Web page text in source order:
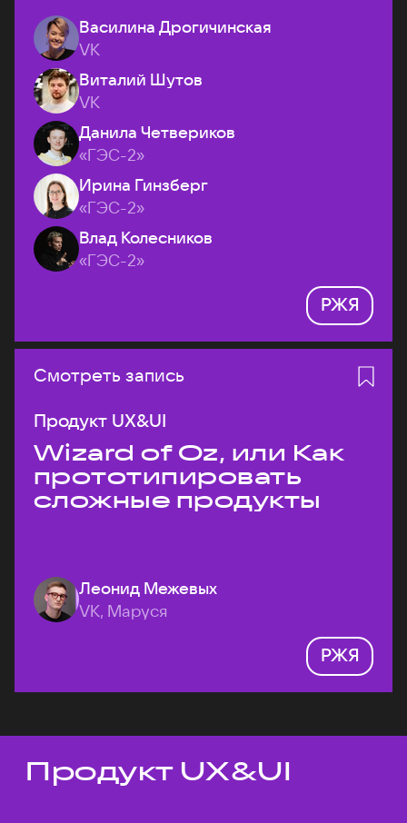
Василина Дрогичинская
VK
Виталий Шутов
VK
Данила Четвериков
«ГЭС-2»
Ирина Гинзберг
«ГЭС-2»
Влад Колесников
«ГЭС-2»
РЖЯ
Смотреть запись
Продукт UX&UI
Wizard of Oz, или Как
прототипировать
сложные продукты
Леонид Межевых
VK, Маруся
РЖЯ
Темы докладов
Продукт UX&UI